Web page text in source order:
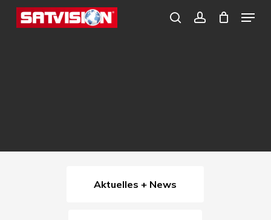
Skip
search
Menu
Aktuelles + News